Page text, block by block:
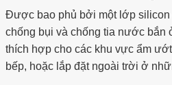
Được bao phủ bởi một lớp silicon
chống bụi và chống tia nước bắn
thích hợp cho các khu vực ẩm
bếp, hoặc lắp đặt ngoài trời ở